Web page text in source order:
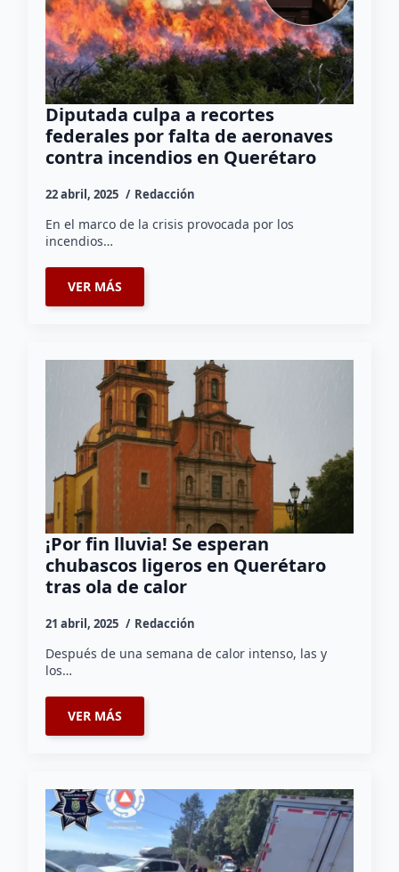
Diputada culpa a recortes
federales por falta de aeronaves
contra incendios en Querétaro
22 abril, 2025 Redacción
En el marco de la crisis provocada por los
incendios…
VER MÁS
¡Por fin lluvia! Se esperan
chubascos ligeros en Querétaro
tras ola de calor
21 abril, 2025 Redacción
Después de una semana de calor intenso, las y
los…
VER MÁS